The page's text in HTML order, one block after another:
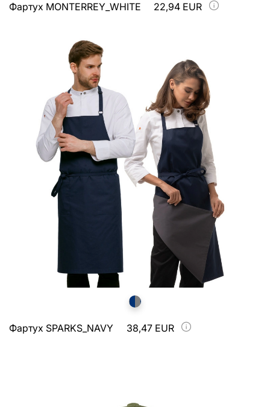
Фартух MONTERREY_WHITE 22,94 EUR
Фартух SPARKS_NAVY 38,47 EUR